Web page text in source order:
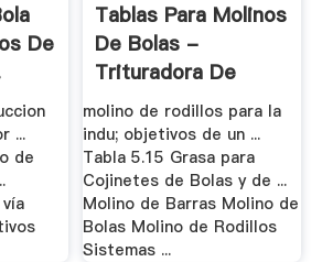
De
...
de
Tablas Para Molinos
De Bolas -
Trituradora De
Cono
molino de rodillos para la
indu; objetivos de un ...
Tabla 5.15 Grasa para
Cojinetes de Bolas y de ...
Molino de Barras Molino de
Bolas Molino de Rodillos
Sistemas ...